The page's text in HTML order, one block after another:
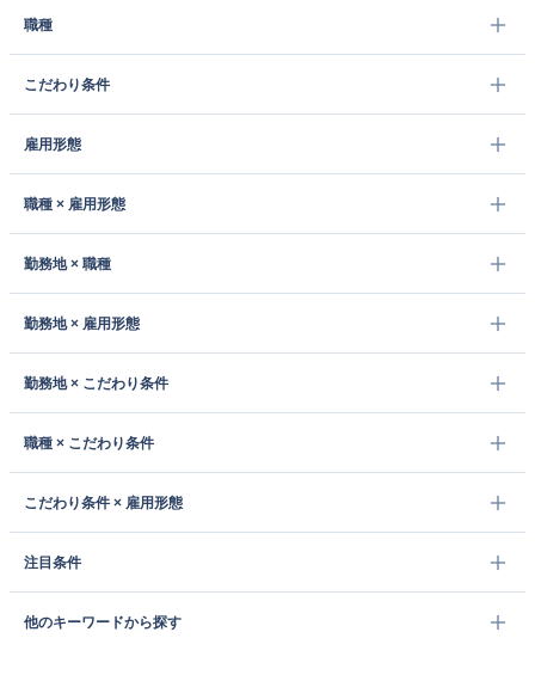
職種
こだわり条件
雇用形態
職種 × 雇用形態
勤務地 × 職種
勤務地 × 雇用形態
勤務地 × こだわり条件
職種 × こだわり条件
こだわり条件 × 雇用形態
注目条件
他のキーワードから探す